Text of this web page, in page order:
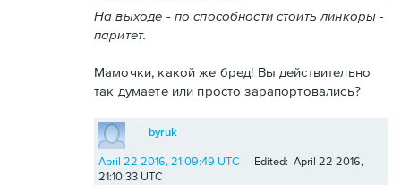
На выходе - по способности стоить линкоры -
паритет.
Мамочки, какой же бред! Вы действительно
так думаете или просто зарапортовались?
byruk
April 22 2016, 21:09:49 UTC
Edited: April 22 2016,
21:10:33 UTC